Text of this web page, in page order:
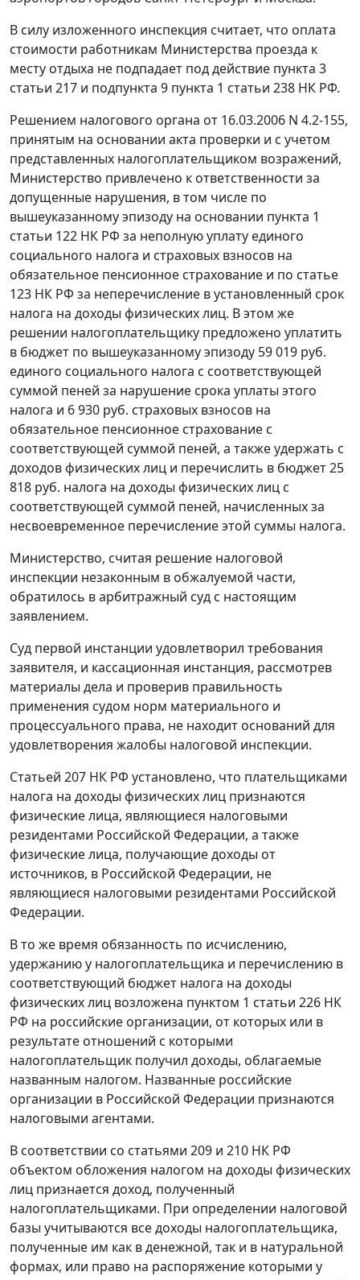
В силу изложенного инспекция считает, что оплата
стоимости работникам Министерства проезда к
месту отдыха не подпадает под действие пункта 3
статьи 217 и подпункта 9 пункта 1 статьи 238 НК РФ.
Решением налогового органа от 16.03.2006 N 4.2-155,
принятым на основании акта проверки и с учетом
представленных налогоплательщиком возражений,
Министерство привлечено к ответственности за
допущенные нарушения, в том числе по
вышеуказанному эпизоду на основании пункта 1
статьи 122 НК РФ за неполную уплату единого
социального налога и страховых взносов на
обязательное пенсионное страхование и по статье
123 НК РФ за неперечисление в установленный срок
налога на доходы физических лиц. В этом же
решении налогоплательщику предложено уплатить
в бюджет по вышеуказанному эпизоду 59 019 руб.
единого социального налога с соответствующей
суммой пеней за нарушение срока уплаты этого
налога и 6 930 руб. страховых взносов на
обязательное пенсионное страхование с
соответствующей суммой пеней, а также удержать с
доходов физических лиц и перечислить в бюджет 25
818 руб. налога на доходы физических лиц с
соответствующей суммой пеней, начисленных за
несвоевременное перечисление этой суммы налога.
Министерство, считая решение налоговой
инспекции незаконным в обжалуемой части,
обратилось в арбитражный суд с настоящим
заявлением.
Суд первой инстанции удовлетворил требования
заявителя, и кассационная инстанция, рассмотрев
материалы дела и проверив правильность
применения судом норм материального и
процессуального права, не находит оснований для
удовлетворения жалобы налоговой инспекции.
Статьей 207 НК РФ установлено, что плательщиками
налога на доходы физических лиц признаются
физические лица, являющиеся налоговыми
резидентами Российской Федерации, а также
физические лица, получающие доходы от
источников, в Российской Федерации, не
являющиеся налоговыми резидентами Российской
Федерации.
В то же время обязанность по исчислению,
удержанию у налогоплательщика и перечислению в
соответствующий бюджет налога на доходы
физических лиц возложена пунктом 1 статьи 226 НК
РФ на российские организации, от которых или в
результате отношений с которыми
налогоплательщик получил доходы, облагаемые
названным налогом. Названные российские
организации в Российской Федерации признаются
налоговыми агентами.
В соответствии со статьями 209 и 210 НК РФ
объектом обложения налогом на доходы физических
лиц признается доход, полученный
налогоплательщиками. При определении налоговой
базы учитываются все доходы налогоплательщика,
полученные им как в денежной, так и в натуральной
формах, или право на распоряжение которыми у